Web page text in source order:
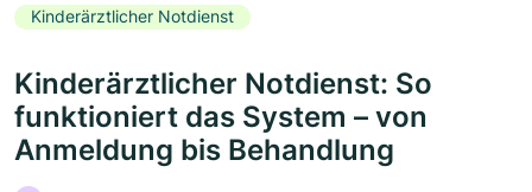
Kinderärztlicher Notdienst
Kinderärztlicher Notdienst: So
funktioniert das System – von
Anmeldung bis Behandlung